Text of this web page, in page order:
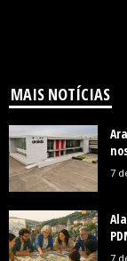
MAIS NOTÍCIAS
7
7